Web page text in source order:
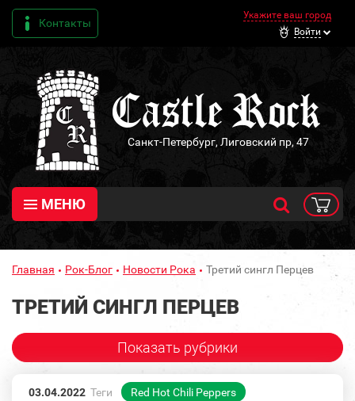
Контакты
Укажите ваш город
Войти
Санкт-Петербург, Лиговский пр, 47
МЕНЮ
Главная Рок-Блог Новости Рока Третий сингл Перцев
ТРЕТИЙ СИНГЛ ПЕРЦЕВ
Показать рубрики
03.04.2022 Теги Red Hot Chili Peppers